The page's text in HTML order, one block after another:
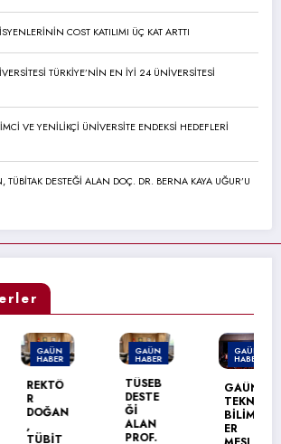
COST KATILIMI ÜÇ KAT ARTTI
TÜRKİYE’NİN EN İYİ 24 ÜNİVERSİTESİ
VE YENİLİKÇİ ÜNİVERSİTE ENDEKSİ HEDEFLERİ
TÜBİTAK DESTEĞİ ALAN DOÇ. DR. BERNA KAYA UĞUR’U
GAÜN
HABER
REKTÖ
DOĞAN
TÜBİT
GAÜN
HABER
TÜSEB
DESTE
ALAN
PROF.
GAÜN
HABER
GAÜN
TEKNİK
BİLİML